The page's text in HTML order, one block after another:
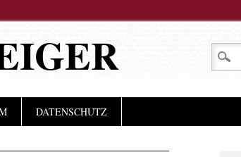
DATENSCHUTZ